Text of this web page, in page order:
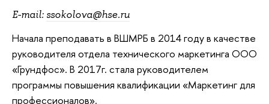
E-mail: ssokolova@hse.ru
Начала преподавать в ВШМРБ в 2014 году в качестве
руководителя отдела технического маркетинга ООО
«Грундфос». В 2017г. стала руководителем
программы повышения квалификации «Маркетинг для
профессионалов».